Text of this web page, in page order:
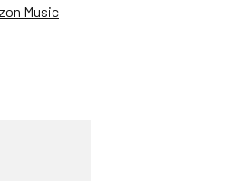
Music